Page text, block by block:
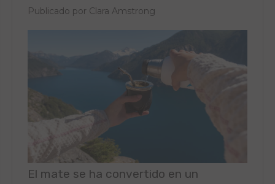
Publicado por Clara Amstrong
El mate se ha convertido en un